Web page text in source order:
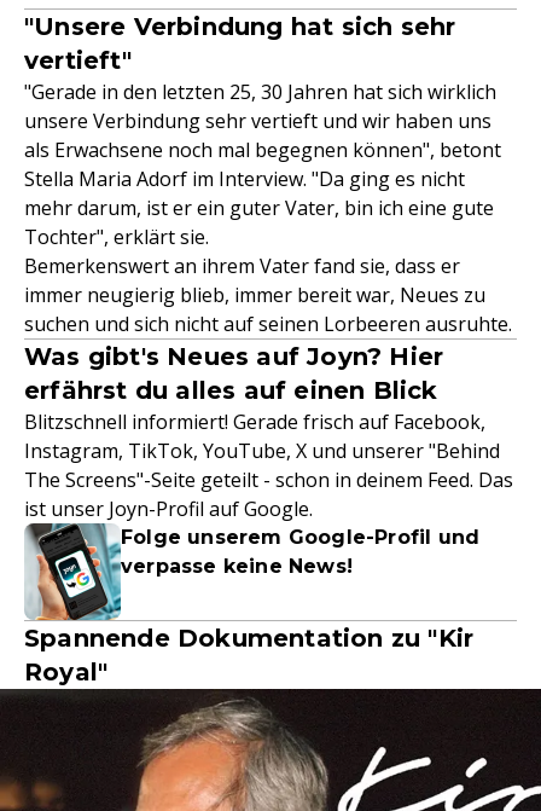
"Unsere Verbindung hat sich sehr
vertieft"
"Gerade in den letzten 25, 30 Jahren hat sich wirklich
unsere Verbindung sehr vertieft und wir haben uns
als Erwachsene noch mal begegnen können", betont
Stella Maria Adorf im Interview. "Da ging es nicht
mehr darum, ist er ein guter Vater, bin ich eine gute
Tochter", erklärt sie.
Bemerkenswert an ihrem Vater fand sie, dass er
immer neugierig blieb, immer bereit war, Neues zu
suchen und sich nicht auf seinen Lorbeeren ausruhte.
Was gibt's Neues auf Joyn? Hier
erfährst du alles auf einen Blick
Blitzschnell informiert! Gerade frisch auf Facebook,
Instagram, TikTok, YouTube, X und unserer "Behind
The Screens"-Seite geteilt - schon in deinem Feed. Das
ist unser Joyn-Profil auf Google.
Folge unserem Google-Profil und
verpasse keine News!
Spannende Dokumentation zu "Kir
Royal"